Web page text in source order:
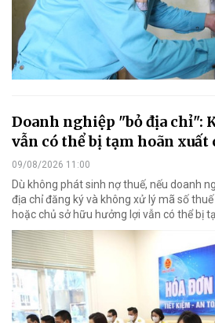
Doanh nghiệp "bỏ địa chỉ":
vẫn có thể bị tạm hoãn xuất
09/08/2026 11:00
Dù không phát sinh nợ thuế, nếu doanh
địa chỉ đăng ký và không xử lý mã số
hoặc chủ sở hữu hưởng lợi vẫn có thể bị